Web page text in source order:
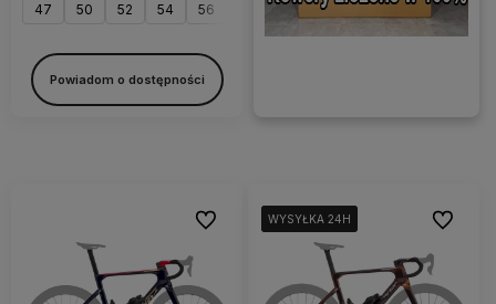
47 50 52 54 56 60
Powiadom o dostępności
Do ulubionychWYSYŁKA 24H
WYSYŁKA 24H
WYSYŁKA 24H
WYSYŁKA 24H Do